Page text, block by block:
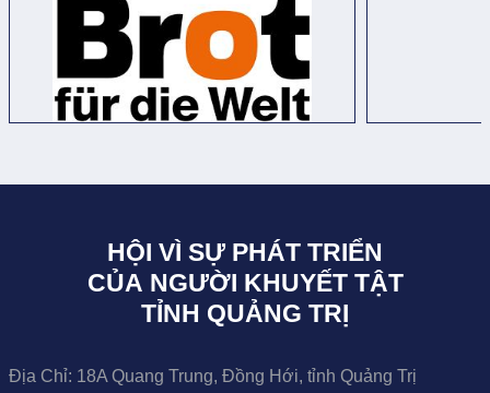
HỘI VÌ SỰ PHÁT TRIỂN
CỦA NGƯỜI KHUYẾT TẬT
TỈNH QUẢNG TRỊ
Địa Chỉ: 18A Quang Trung, Đồng Hới, tỉnh Quảng Trị